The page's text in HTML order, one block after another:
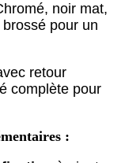
noir mat,
pour un
retour
complète pour
: